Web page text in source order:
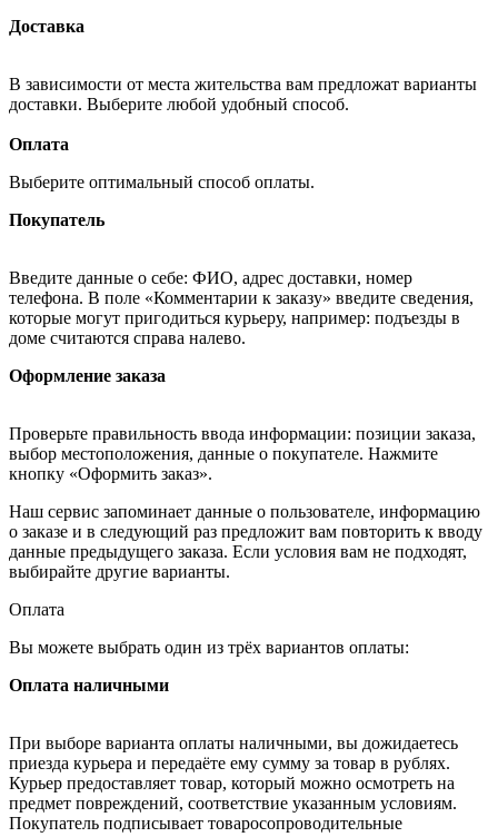
Доставка
В зависимости от места жительства вам предложат варианты
доставки. Выберите любой удобный способ.
Оплата
Выберите оптимальный способ оплаты.
Покупатель
Введите данные о себе: ФИО, адрес доставки, номер
телефона. В поле «Комментарии к заказу» введите сведения,
которые могут пригодиться курьеру, например: подъезды в
доме считаются справа налево.
Оформление заказа
Проверьте правильность ввода информации: позиции заказа,
выбор местоположения, данные о покупателе. Нажмите
кнопку «Оформить заказ».
Наш сервис запоминает данные о пользователе, информацию
о заказе и в следующий раз предложит вам повторить к вводу
данные предыдущего заказа. Если условия вам не подходят,
выбирайте другие варианты.
Оплата
Вы можете выбрать один из трёх вариантов оплаты:
Оплата наличными
При выборе варианта оплаты наличными, вы дожидаетесь
приезда курьера и передаёте ему сумму за товар в рублях.
Курьер предоставляет товар, который можно осмотреть на
предмет повреждений, соответствие указанным условиям.
Покупатель подписывает товаросопроводительные